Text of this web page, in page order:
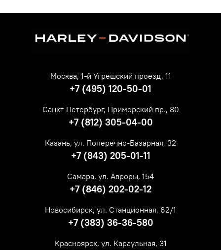
Москва, 1-й Угрешский проезд, 11
+7 (495) 120-50-01
Санкт-Петербург, Приморский пр., 80
+7 (812) 305-04-00
Казань, ул. Поперечно-Базарная, 32
+7 (843) 205-01-11
Самара, ул. Авроры, 154
+7 (846) 202-02-12
Новосибирск, ул. Станционная, 62/1
+7 (383) 36-36-580
Красноярск, ул. Караульная, 31